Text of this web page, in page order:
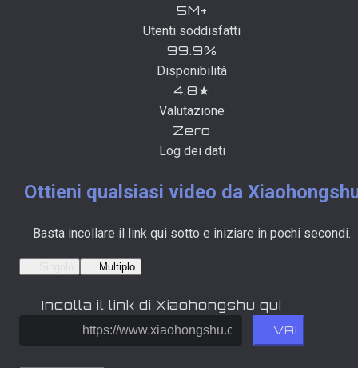
5M+
Utenti soddisfatti
99.9%
Disponibilità
4.8★
Valutazione
Zero
Log dei dati
Ottieni qualsiasi video da
Basta incollare il link qui sotto e iniziare in pochi secondi.
Multiplo
Incolla il link di Xiaohongshu qui
VAI